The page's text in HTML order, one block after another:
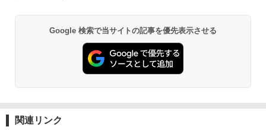
Google 検索で当サイトの記事を優先表示させる
関連リンク